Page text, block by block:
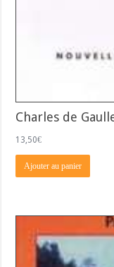
Charles de
13,50€
Ajouter au panier